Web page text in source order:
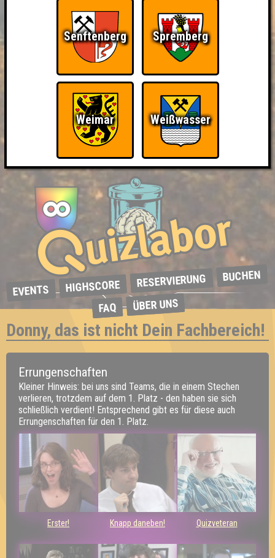
EVENTS HIGHSCORE RESERVIERUNG BUCHEN
FAQ ÜBER UNS
Donny, das ist nicht Dein Fachbereich!
Errungenschaften
Kleiner Hinweis: bei uns sind Teams, die in einem Stechen
verlieren, trotzdem auf dem 1. Platz - den haben sie sich
schließlich verdient! Entsprechend gibt es für diese auch
Errungenschaften für den 1. Platz.
Erster! Knapp daneben! Quizveteran
Senftenberg Spremberg
Weimar Weißwasser